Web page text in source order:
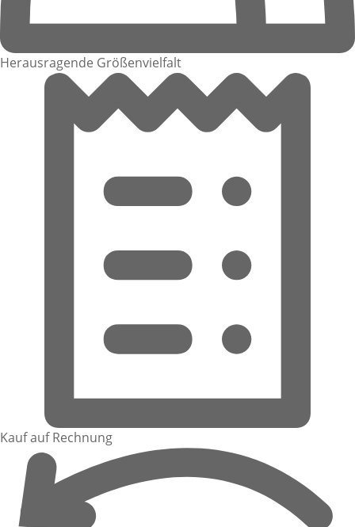
Herausragende Größenvielfalt
Kauf auf Rechnung